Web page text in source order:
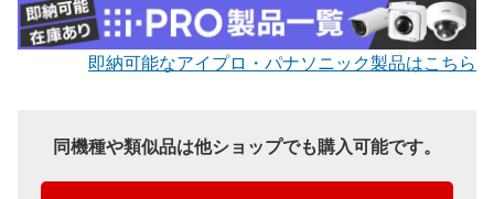
即納可能なアイプロ・パナソニック製品はこちら
同機種や類似品は他ショップでも購入可能です。